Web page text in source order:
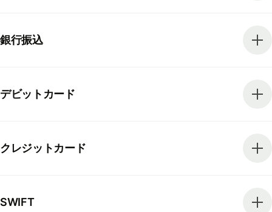
銀行振込
デビットカード
クレジットカード
SWIFT